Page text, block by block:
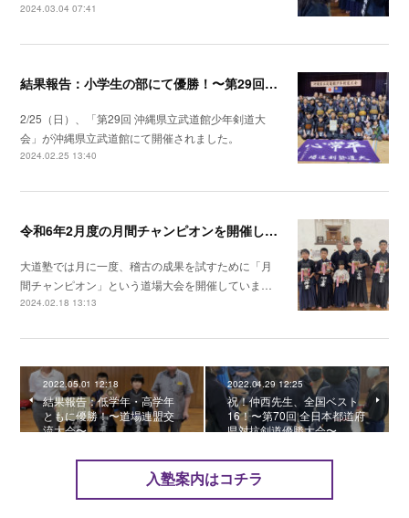
2024.03.04 07:41
結果報告：小学生の部にて優勝！〜第29回 沖縄県立武道館少年剣道大会〜
2/25（日）、「第29回 沖縄県立武道館少年剣道大
会」が沖縄県立武道館にて開催されました。
2024.02.25 13:40
令和6年2月度の月間チャンピオンを開催しました！
大道塾では月に一度、稽古の成果を試すために「月
間チャンピオン」という道場大会を開催していま…
2024.02.18 13:13
2022.05.01 12:18
結果報告：低学年・高学年
ともに優勝！〜道場連盟交
流大会〜
2022.04.29 12:25
祝！仲西先生、全国ベスト
16！〜第70回 全日本都道府
県対抗剣道優勝大会〜
入塾案内はコチラ